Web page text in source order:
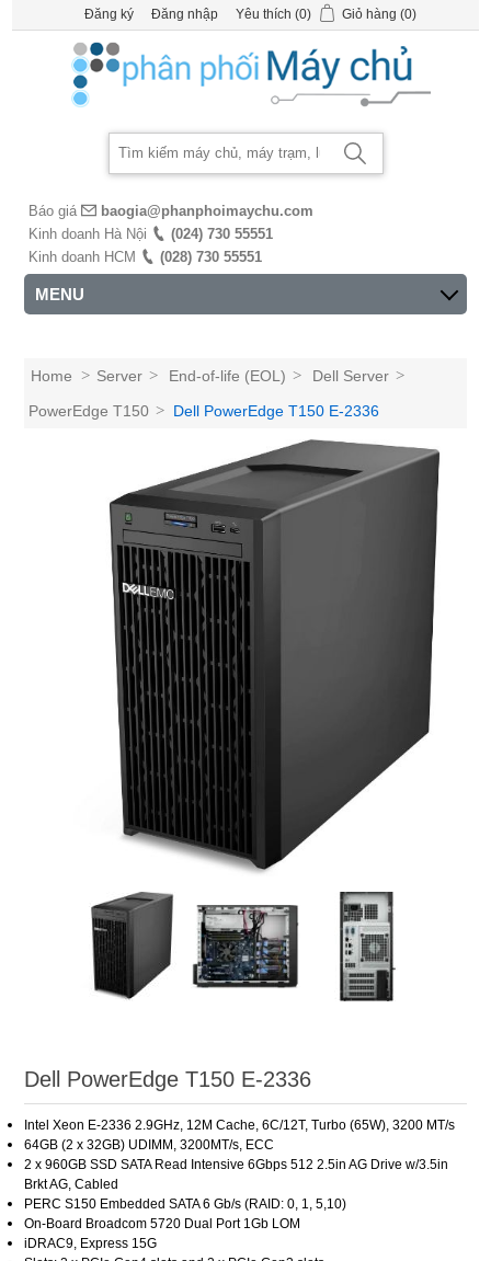
Đăng ký Đăng nhập Yêu thích (0) Giỏ hàng (0)
Báo giá
baogia@phanphoimaychu.com
Kinh doanh Hà Nội
(024) 730 55551
Kinh doanh HCM
(028) 730 55551
MENU
Home > Server > End-of-life (EOL) > Dell Server >
PowerEdge T150 > Dell PowerEdge T150 E-2336
Dell PowerEdge T150 E-2336
Intel Xeon E-2336 2.9GHz, 12M Cache, 6C/12T, Turbo (65W), 3200 MT/s
64GB (2 x 32GB) UDIMM, 3200MT/s, ECC
2 x 960GB SSD SATA Read Intensive 6Gbps 512 2.5in AG Drive w/3.5in
Brkt AG, Cabled
PERC S150 Embedded SATA 6 Gb/s (RAID: 0, 1, 5,10)
On-Board Broadcom 5720 Dual Port 1Gb LOM
iDRAC9, Express 15G